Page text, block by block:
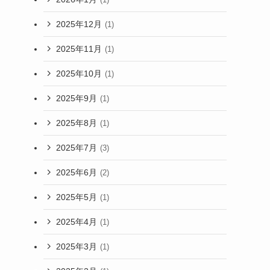
2025年12月 (1)
2025年11月 (1)
2025年10月 (1)
2025年9月 (1)
2025年8月 (1)
2025年7月 (3)
2025年6月 (2)
2025年5月 (1)
2025年4月 (1)
2025年3月 (1)